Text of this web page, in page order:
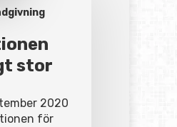
stor
2020
för